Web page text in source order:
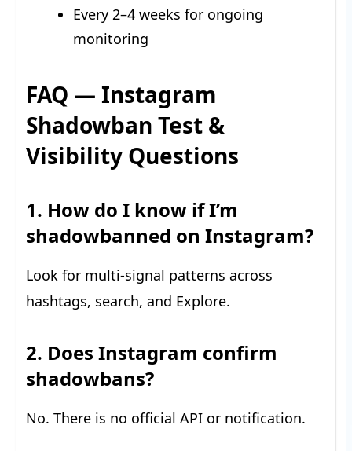
Every 2–4 weeks for ongoing
monitoring
FAQ — Instagram
Shadowban Test &
Visibility Questions
1. How do I know if I’m
shadowbanned on Instagram?
Look for multi-signal patterns across
hashtags, search, and Explore.
2. Does Instagram confirm
shadowbans?
No. There is no official API or notification.